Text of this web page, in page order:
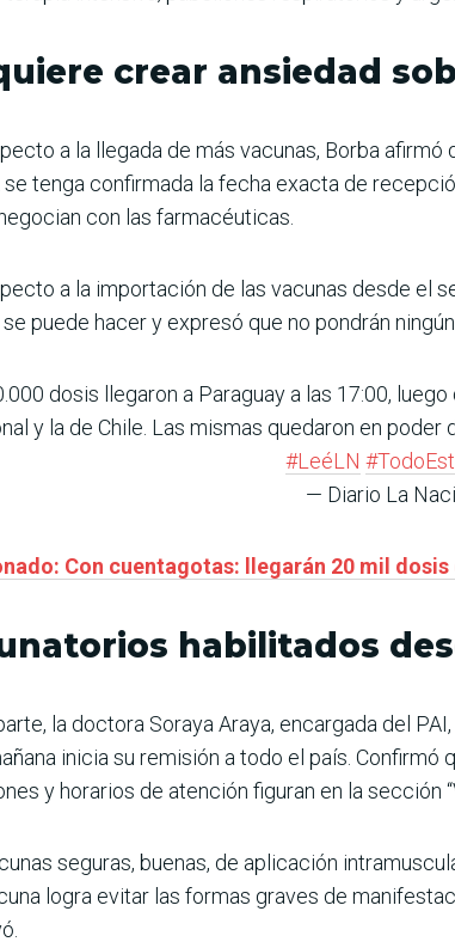
crear ansiedad
a la llegada de más vacunas, Borba
se tenga confirmada la fecha exacta de
con las farmacéuticas.
a la importación de las vacunas desde el
puede hacer y expresó que no pondrán
dosis llegaron a Paraguay a las 17:00,
y la de Chile. Las mismas quedaron en
#LeéLN
— Diario La
Con cuentagotas: llegarán 20 mil dosis
habilitados
la doctora Soraya Araya, encargada del
inicia su remisión a todo el país.
y horarios de atención figuran en la sección
seguras, buenas, de aplicación
logra evitar las formas graves de